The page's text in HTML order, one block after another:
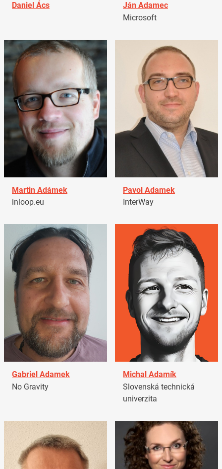
Daniel Ács
Ján Adamec
Microsoft
Martin Adámek
inloop.eu
Pavol Adamek
InterWay
Gabriel Adamek
No Gravity
Michal Adamík
Slovenská technická
univerzita